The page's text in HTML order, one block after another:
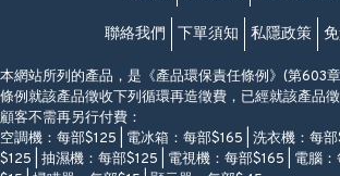
聯絡我們 下單須知 私隱政策
本網站所列的產品，是《產品環保責任條例》(第603
條例就該產品徵收下列循環再造徵費，已經就該產品
顧客不需再另行付費：
空調機：每部$125 | 電冰箱：每部$165 | 洗衣機：每
$125 | 抽濕機：每部$125 | 電視機：每部$165 | 電腦